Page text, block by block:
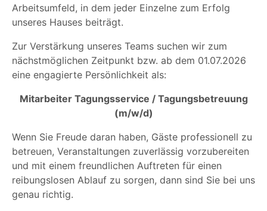
Arbeitsumfeld, in dem jeder Einzelne zum Erfolg
unseres Hauses beiträgt.
Zur Verstärkung unseres Teams suchen wir zum
nächstmöglichen Zeitpunkt bzw. ab dem 01.07.2026
eine engagierte Persönlichkeit als:
Mitarbeiter Tagungsservice / Tagungsbetreuung
(m/w/d)
Wenn Sie Freude daran haben, Gäste professionell zu
betreuen, Veranstaltungen zuverlässig vorzubereiten
und mit einem freundlichen Auftreten für einen
reibungslosen Ablauf zu sorgen, dann sind Sie bei uns
genau richtig.